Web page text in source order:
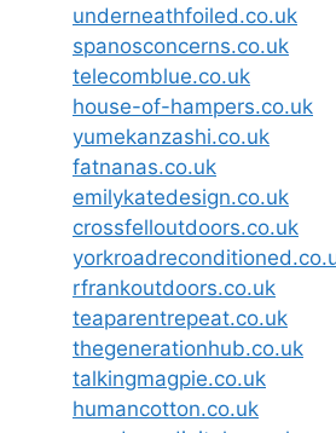
underneathfoiled.co.uk
spanosconcerns.co.uk
telecomblue.co.uk
house-of-hampers.co.uk
yumekanzashi.co.uk
fatnanas.co.uk
emilykatedesign.co.uk
crossfelloutdoors.co.uk
rfrankoutdoors.co.uk
teaparentrepeat.co.uk
thegenerationhub.co.uk
talkingmagpie.co.uk
humancotton.co.uk